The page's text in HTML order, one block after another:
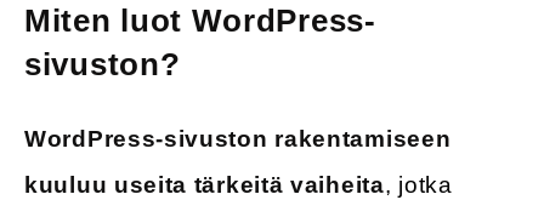
Miten luot WordPress-
sivuston?
WordPress-sivuston rakentamiseen
kuuluu useita tärkeitä vaiheita, jotka